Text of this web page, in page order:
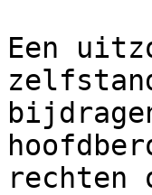
Een
rechten